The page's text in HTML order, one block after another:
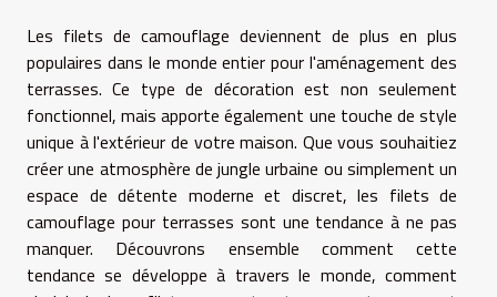
Les filets de camouflage deviennent de plus en plus
populaires dans le monde entier pour l'aménagement des
terrasses. Ce type de décoration est non seulement
fonctionnel, mais apporte également une touche de style
unique à l'extérieur de votre maison. Que vous souhaitiez
créer une atmosphère de jungle urbaine ou simplement un
espace de détente moderne et discret, les filets de
camouflage pour terrasses sont une tendance à ne pas
manquer. Découvrons ensemble comment cette
tendance se développe à travers le monde, comment